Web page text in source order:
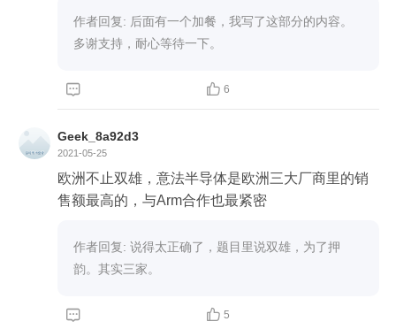
作者回复: 后面有一个加餐，我写了这部分的内容。
多谢支持，耐心等待一下。
  6
Geek_8a92d3
2021-05-25
欧洲不止双雄，意法半导体是欧洲三大厂商里的销
售额最高的，与Arm合作也最紧密
作者回复: 说得太正确了，题目里说双雄，为了押
韵。其实三家。
  5